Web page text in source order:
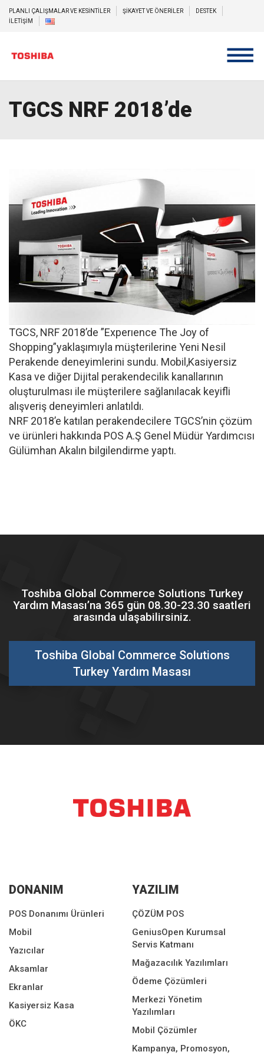
PLANLI ÇALIŞMALAR VE KESİNTİLER ŞİKAYET VE ÖNERİLER
DESTEK
İLETİŞİM
TGCS NRF 2018’de
TGCS, NRF 2018’de ”Experıence The Joy of
Shopping”yaklaşımıyla müşterilerine Yeni Nesil
Perakende deneyimlerini sundu. Mobil,Kasiyersiz
Kasa ve diğer Dijital perakendecilik kanallarının
oluşturulması ile müşterilere sağlanılacak keyifli
alışveriş deneyimleri anlatıldı.
NRF 2018’e katılan perakendecilere TGCS’nin çözüm
ve ürünleri hakkında POS A.Ş Genel Müdür Yardımcısı
Gülümhan Akalın bilgilendirme yaptı.
Toshiba Global Commerce Solutions Turkey
Yardım Masası’na 365 gün 08.30-23.30 saatleri
arasında ulaşabilirsiniz.
Toshiba Global Commerce Solutions
Turkey Yardım Masası
DONANIM
POS Donanımı Ürünleri
Mobil
Yazıcılar
Aksamlar
Ekranlar
Kasiyersiz Kasa
ÖKC
YAZILIM
ÇÖZÜM POS
GeniusOpen Kurumsal
Servis Katmanı
Mağazacılık Yazılımları
Ödeme Çözümleri
Merkezi Yönetim
Yazılımları
Mobil Çözümler
Kampanya, Promosyon,